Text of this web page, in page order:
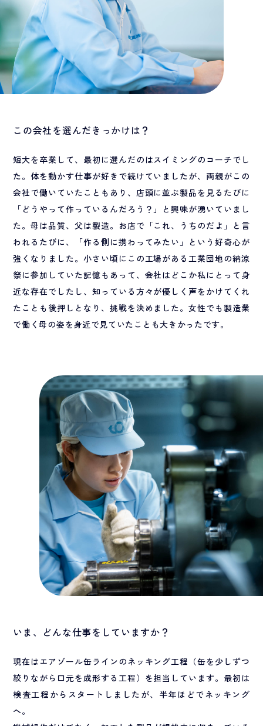
この会社を選んだきっかけは？
短大を卒業して、最初に選んだのはスイミングのコーチでし
た。体を動かす仕事が好きで続けていましたが、両親がこの
会社で働いていたこともあり、店頭に並ぶ製品を見るたびに
「どうやって作っているんだろう？」と興味が湧いていまし
た。母は品質、父は製造。お店で「これ、うちのだよ」と言
われるたびに、「作る側に携わってみたい」という好奇心が
強くなりました。小さい頃にこの工場がある工業団地の納涼
祭に参加していた記憶もあって、会社はどこか私にとって身
近な存在でしたし、知っている方々が優しく声をかけてくれ
たことも後押しとなり、挑戦を決めました。女性でも製造業
で働く母の姿を身近で見ていたことも大きかったです。
いま、どんな仕事をしていますか？
現在はエアゾール缶ラインのネッキング工程（缶を少しずつ
絞りながら口元を成形する工程）を担当しています。最初は
検査工程からスタートしましたが、半年ほどでネッキング
へ。